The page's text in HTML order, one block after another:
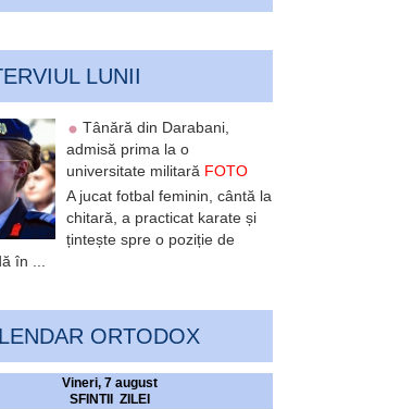
LUNII
Tânără din Darabani,
admisă prima la o
universitate militară FOTO
A jucat fotbal feminin, cântă la
chitară, a practicat karate și
țintește spre o poziție de
în ...
ORTODOX
Vineri, 7 august
SFINTII ZILEI